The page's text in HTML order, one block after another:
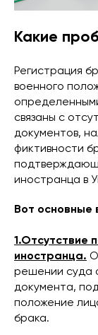
Какие
Регистрация
военного
связаны с
документов,
фиктивности
иностранца в
Вот
1.Отсутствие
иностранца.
решении суда
документа,
положение
брака.